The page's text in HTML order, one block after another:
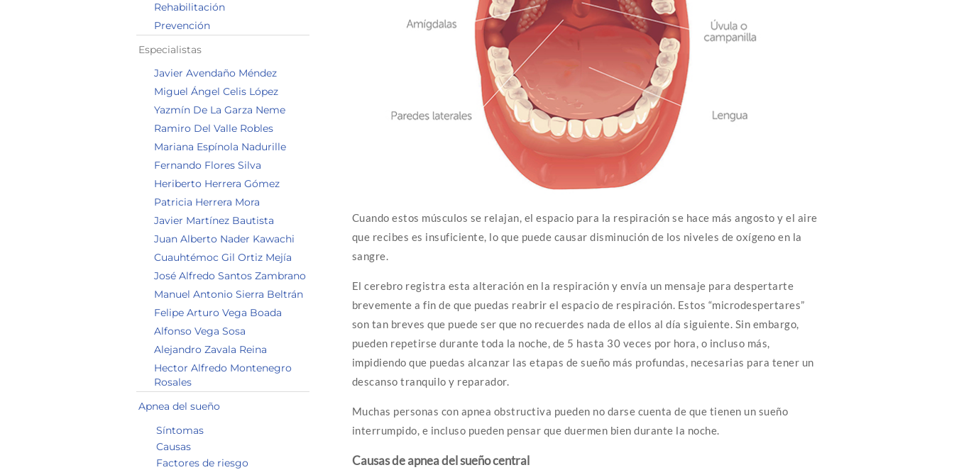
Cuando estos músculos se relajan, el espacio para la respiración se hace más angosto y el aire
que recibes es insuficiente, lo que puede causar disminución de los niveles de oxígeno en la
sangre.
El cerebro registra esta alteración en la respiración y envía un mensaje para despertarte
brevemente a fin de que puedas reabrir el espacio de respiración. Estos “microdespertares”
son tan breves que puede ser que no recuerdes nada de ellos al día siguiente. Sin embargo,
pueden repetirse durante toda la noche, de 5 hasta 30 veces por hora, o incluso más,
impidiendo que puedas alcanzar las etapas de sueño más profundas, necesarias para tener un
descanso tranquilo y reparador.
Muchas personas con apnea obstructiva pueden no darse cuenta de que tienen un sueño
interrumpido, e incluso pueden pensar que duermen bien durante la noche.
Causas de apnea del sueño central
Rehabilitación
Prevención
Especialistas
Javier Avendaño Méndez
Miguel Ángel Celis López
Yazmín De La Garza Neme
Ramiro Del Valle Robles
Mariana Espínola Nadurille
Fernando Flores Silva
Heriberto Herrera Gómez
Patricia Herrera Mora
Javier Martínez Bautista
Juan Alberto Nader Kawachi
Cuauhtémoc Gil Ortiz Mejía
José Alfredo Santos Zambrano
Manuel Antonio Sierra Beltrán
Felipe Arturo Vega Boada
Alfonso Vega Sosa
Alejandro Zavala Reina
Hector Alfredo Montenegro
Rosales
Apnea del sueño
Síntomas
Causas
Factores de riesgo